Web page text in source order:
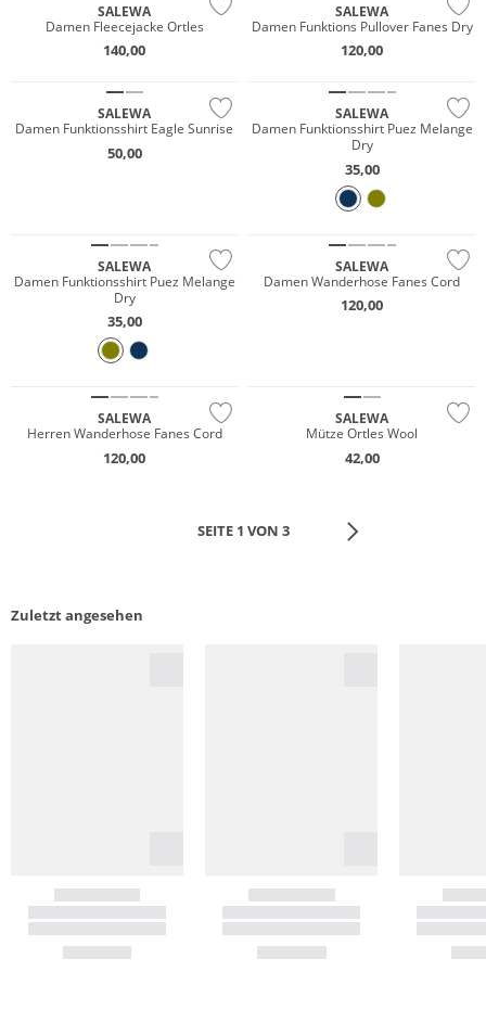
SALEWA
Damen Fleecejacke Ortles
140,00
SALEWA
Damen Funktions Pullover Fanes Dry
120,00
SALEWA
Damen Funktionsshirt Eagle Sunrise
50,00
NEU
SALEWA
Damen Funktionsshirt Puez Melange
Dry
35,00
SALEWA
Damen Funktionsshirt Puez Melange
Dry
35,00
SALEWA
Damen Wanderhose Fanes Cord
120,00
SALEWA
Herren Wanderhose Fanes Cord
120,00
SALEWA
Mütze Ortles Wool
42,00
SEITE 1 VON 3
Zuletzt angesehen